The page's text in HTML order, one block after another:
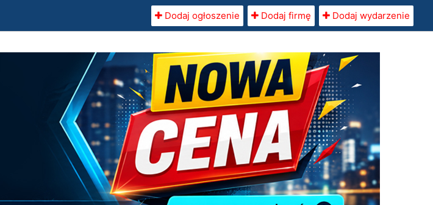
Dodaj ogłoszenie Dodaj firmę Dodaj wydarzenie